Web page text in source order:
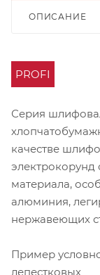
ОПИСАНИЕ
PROFI
Серия
качестве
электрокорунд
материала,
алюминия,
нержавеющих
Пример
лепестковых